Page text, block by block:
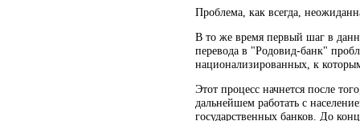
Проблема, как всегда,
В то же время первый шаг в
перевода в "Родовид-банк"
национализированных, к
Этот процесс начнется после
дальнейшем работать с
государственных банков. До